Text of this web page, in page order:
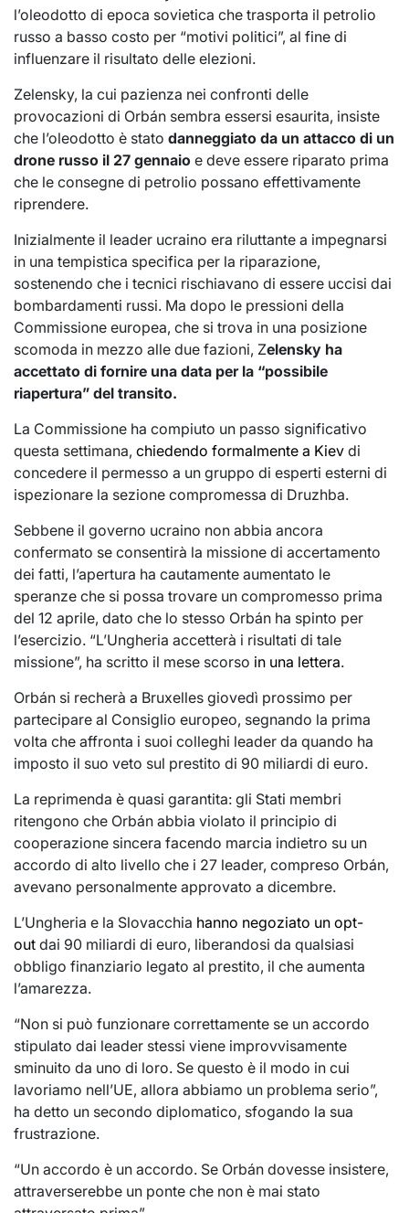
l’oleodotto di epoca sovietica che trasporta il petrolio
russo a basso costo per “motivi politici”, al fine di
influenzare il risultato delle elezioni.
Zelensky, la cui pazienza nei confronti delle
provocazioni di Orbán sembra essersi esaurita, insiste
che l’oleodotto è stato danneggiato da un attacco di un
drone russo il 27 gennaio e deve essere riparato prima
che le consegne di petrolio possano effettivamente
riprendere.
Inizialmente il leader ucraino era riluttante a impegnarsi
in una tempistica specifica per la riparazione,
sostenendo che i tecnici rischiavano di essere uccisi dai
bombardamenti russi. Ma dopo le pressioni della
Commissione europea, che si trova in una posizione
scomoda in mezzo alle due fazioni, Zelensky ha
accettato di fornire una data per la “possibile
riapertura” del transito.
La Commissione ha compiuto un passo significativo
questa settimana, chiedendo formalmente a Kiev di
concedere il permesso a un gruppo di esperti esterni di
ispezionare la sezione compromessa di Druzhba.
Sebbene il governo ucraino non abbia ancora
confermato se consentirà la missione di accertamento
dei fatti, l’apertura ha cautamente aumentato le
speranze che si possa trovare un compromesso prima
del 12 aprile, dato che lo stesso Orbán ha spinto per
l’esercizio. “L’Ungheria accetterà i risultati di tale
missione”, ha scritto il mese scorso in una lettera.
Orbán si recherà a Bruxelles giovedì prossimo per
partecipare al Consiglio europeo, segnando la prima
volta che affronta i suoi colleghi leader da quando ha
imposto il suo veto sul prestito di 90 miliardi di euro.
La reprimenda è quasi garantita: gli Stati membri
ritengono che Orbán abbia violato il principio di
cooperazione sincera facendo marcia indietro su un
accordo di alto livello che i 27 leader, compreso Orbán,
avevano personalmente approvato a dicembre.
L’Ungheria e la Slovacchia hanno negoziato un opt-
out dai 90 miliardi di euro, liberandosi da qualsiasi
obbligo finanziario legato al prestito, il che aumenta
l’amarezza.
“Non si può funzionare correttamente se un accordo
stipulato dai leader stessi viene improvvisamente
sminuito da uno di loro. Se questo è il modo in cui
lavoriamo nell’UE, allora abbiamo un problema serio”,
ha detto un secondo diplomatico, sfogando la sua
frustrazione.
“Un accordo è un accordo. Se Orbán dovesse insistere,
attraverserebbe un ponte che non è mai stato